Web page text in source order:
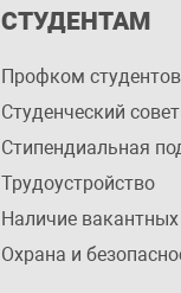
СТУДЕНТАМ
Профком студентов
Студенческий совет
Стипендиальная
Трудоустройство
Наличие
Охрана и